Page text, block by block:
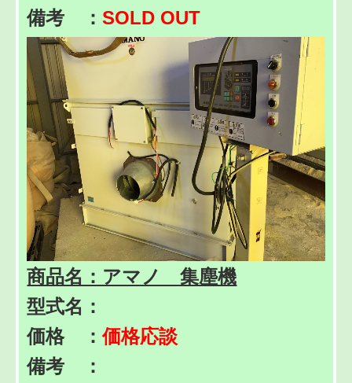
備考 ：SOLD OUT
商品名：アマノ 集塵機
型式名：
価格 ：価格応談
備考 ：